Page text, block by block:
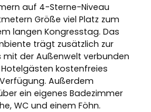
auf 4-Sterne-Niveau
Größe viel Platz zum
langen Kongresstag. Das
trägt zusätzlich zur
mit der Außenwelt verbunden
kostenfreies
Außerdem
ein eigenes Badezimmer
WC und einem Föhn.